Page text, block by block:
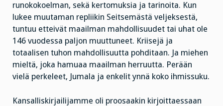
runokokoelman, sekä kertomuksia ja tarinoita. Kun
lukee muutaman repliikin Seitsemästä veljeksestä,
tuntuu etteivät maailman mahdollisuudet tai uhat ole
146 vuodessa paljon muuttuneet. Kriisejä ja
totaalisen tuhon mahdollisuutta pohditaan. Ja miehen
mieltä, joka hamuaa maailman herruutta. Perään
vielä perkeleet, Jumala ja enkelit ynnä koko ihmissuku.
Kansalliskirjailijamme oli proosaakin kirjoittaessaan